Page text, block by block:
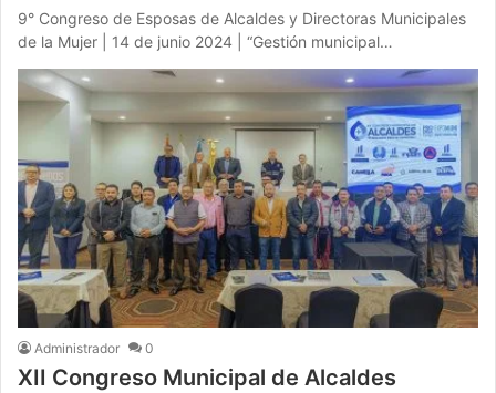
9° Congreso de Esposas de Alcaldes y Directoras Municipales
de la Mujer | 14 de junio 2024 | “Gestión municipal…
Administrador 0
XII Congreso Municipal de Alcaldes